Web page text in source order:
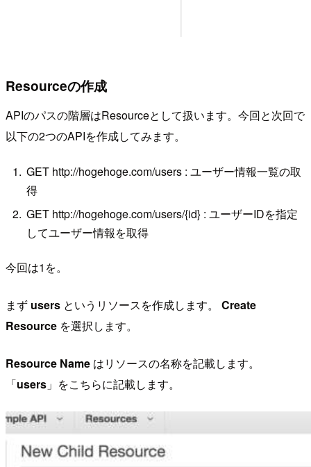
Resourceの作成
APIのパスの階層はResourceとして扱います。今回と次回で
以下の2つのAPIを作成してみます。
GET http://hogehoge.com/users : ユーザー情報一覧の取
得
GET http://hogehoge.com/users/{id} : ユーザーIDを指定
してユーザー情報を取得
今回は1を。
まず users というリソースを作成します。 Create
Resource を選択します。
Resource Name はリソースの名称を記載します。
「users 」をこちらに記載します。